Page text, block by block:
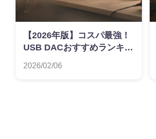
【2026年版】コスパ最強！
USB DACおすすめランキン
2026/02/06